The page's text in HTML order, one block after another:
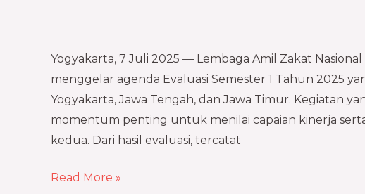
Yogyakarta, 7 Juli 2025 — Lembaga Amil Zakat Nasional
menggelar agenda Evaluasi Semester 1 Tahun 2025
Yogyakarta, Jawa Tengah, dan Jawa Timur. Kegiatan
momentum penting untuk menilai capaian kinerja
kedua. Dari hasil evaluasi, tercatat
PPPA
Daarul
Qur’an
Amanah
Read More »